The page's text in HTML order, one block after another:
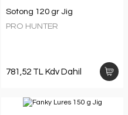
Sotong 120 gr Jig
PRO HUNTER
781,52 TL Kdv Dahil